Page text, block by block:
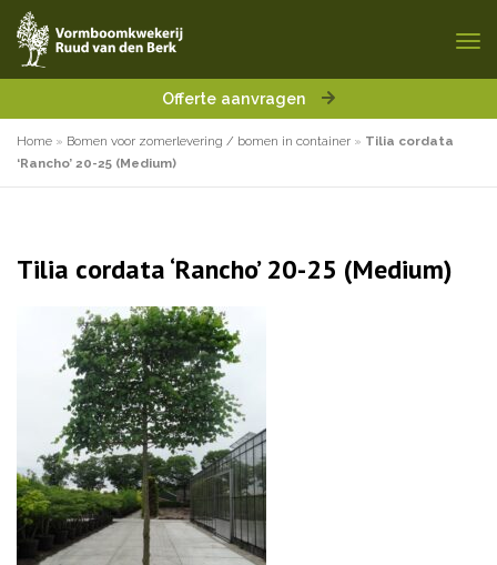
Offerte aanvragen
Home » Bomen voor zomerlevering / bomen in container » Tilia cordata
‘Rancho’ 20-25 (Medium)
Tilia cordata ‘Rancho’ 20-25 (Medium)